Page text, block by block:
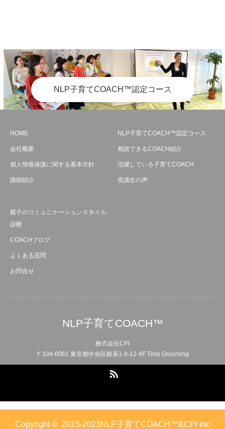
NLP子育てCOACH™認定コース
HOME
会社概要
個人情報保護に関する基本方針
講師紹介
NLP子育てCOACH™認定コース
相談できるCOACH紹介
活躍している子育てCOACH
受講生の声
親子のコミュニケーションスタイル
診断
COACHブログ
よくある質問
お問合せ
NLP子育てCOACH™
株式会社CPI
〒104-0061 東京都中央区銀座1-9-12-4F Tims Grooming
Copyright © 2015-2023NLP子育てCOACH™&CPI inc